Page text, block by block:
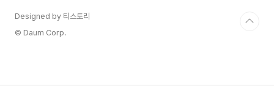
Designed by 티스토리
© Daum Corp.